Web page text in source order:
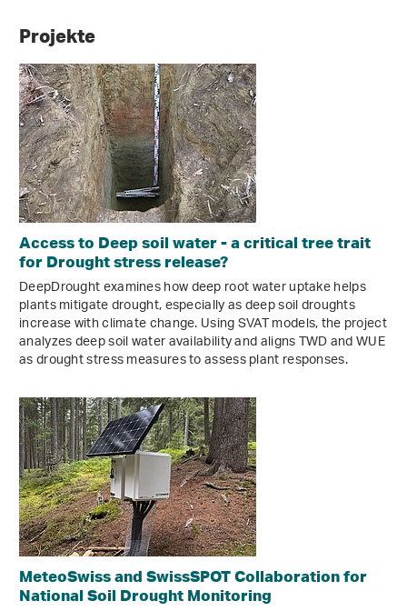
Projekte
Access to Deep soil water - a critical tree trait
for Drought stress release?
DeepDrought examines how deep root water uptake helps
plants mitigate drought, especially as deep soil droughts
increase with climate change. Using SVAT models, the project
analyzes deep soil water availability and aligns TWD and WUE
as drought stress measures to assess plant responses.
MeteoSwiss and SwissSPOT Collaboration for
National Soil Drought Monitoring